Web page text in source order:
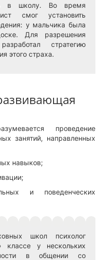
в школу. Во время
смог установить
у мальчика была
Для разрешения
стратегию
этого страха.
проведение
занятий, направленных
навыков;
и поведенческих
школ психолог
у нескольких
в общении со